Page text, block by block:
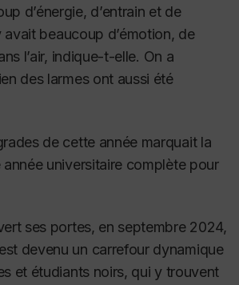
d’énergie, d’entrain et de
beaucoup d’émotion, de
l’air, indique-t-elle. On a
des larmes ont aussi été
de cette année marquait la
universitaire complète pour
ses portes, en septembre 2024,
devenu un carrefour dynamique
et étudiants noirs, qui y trouvent